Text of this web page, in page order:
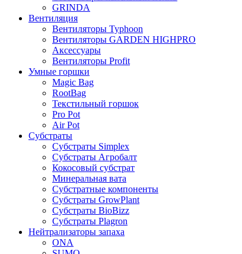
GRINDA
Вентиляция
Вентиляторы Typhoon
Вентиляторы GARDEN HIGHPRO
Аксессуары
Вентиляторы Profit
Умные горшки
Magic Bag
RootBag
Текстильный горшок
Pro Pot
Air Pot
Субстраты
Субстраты Simplex
Субстраты Агробалт
Кокосовый субстрат
Минеральная вата
Субстратные компоненты
Субстраты GrowPlant
Субстраты BioBizz
Субстраты Plagron
Нейтрализаторы запаха
ONA